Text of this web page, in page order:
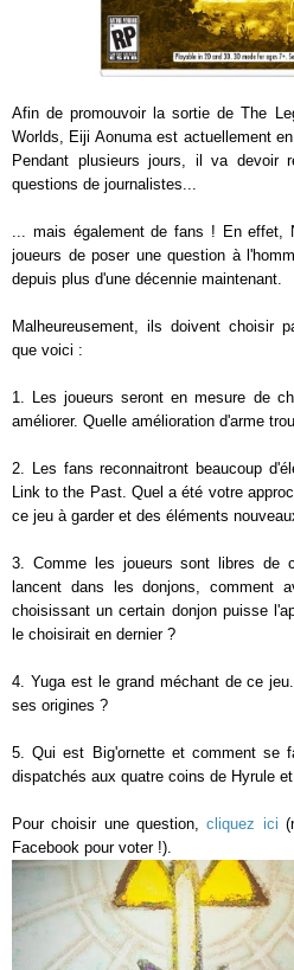
Afin de promouvoir la sortie de The
Worlds, Eiji Aonuma est actuellement
Pendant plusieurs jours, il va devoir
questions de journalistes...
... mais également de fans ! En effet,
joueurs de poser une question à
depuis plus d'une décennie maintenant.
Malheureusement, ils doivent choisir
que voici :
1. Les joueurs seront en mesure de
améliorer. Quelle amélioration d'arme
2. Les fans reconnaitront beaucoup
Link to the Past. Quel a été votre
ce jeu à garder et des éléments
3. Comme les joueurs sont libres de
lancent dans les donjons, comment
choisissant un certain donjon puisse
le choisirait en dernier ?
4. Yuga est le grand méchant de ce
ses origines ?
5. Qui est Big'ornette et comment se
dispatchés aux quatre coins de Hyrule
Pour choisir une question,cliquez ici
Facebook pour voter !).